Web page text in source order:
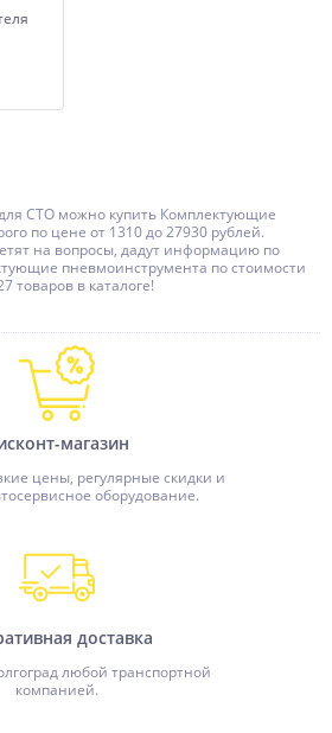
СТО можно купить Комплектующие
по цене от 1310 до 27930 рублей.
на вопросы, дадут информацию по
пневмоинструмента по стоимости
товаров в каталоге!
магазин
цены, регулярные скидки и
оборудование.
доставка
любой транспортной
компанией.